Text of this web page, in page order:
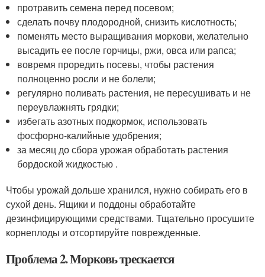
протравить семена перед посевом;
сделать почву плодородной, снизить кислотность;
поменять место выращивания моркови, желательно
высадить ее после горчицы, ржи, овса или рапса;
вовремя проредить посевы, чтобы растения
полноценно росли и не болели;
регулярно поливать растения, не пересушивать и не
переувлажнять грядки;
избегать азотных подкормок, использовать
фосфорно-калийные удобрения;
за месяц до сбора урожая обработать растения
бордоской жидкостью .
Чтобы урожай дольше хранился, нужно собирать его в
сухой день. Ящики и поддоны обработайте
дезинфицирующими средствами. Тщательно просушите
корнеплоды и отсортируйте поврежденные.
Проблема 2. Морковь трескается